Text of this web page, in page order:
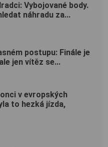
Vybojované body.
náhradu za...
postupu: Finále je
jen vítěz se...
v evropských
to hezká jízda,